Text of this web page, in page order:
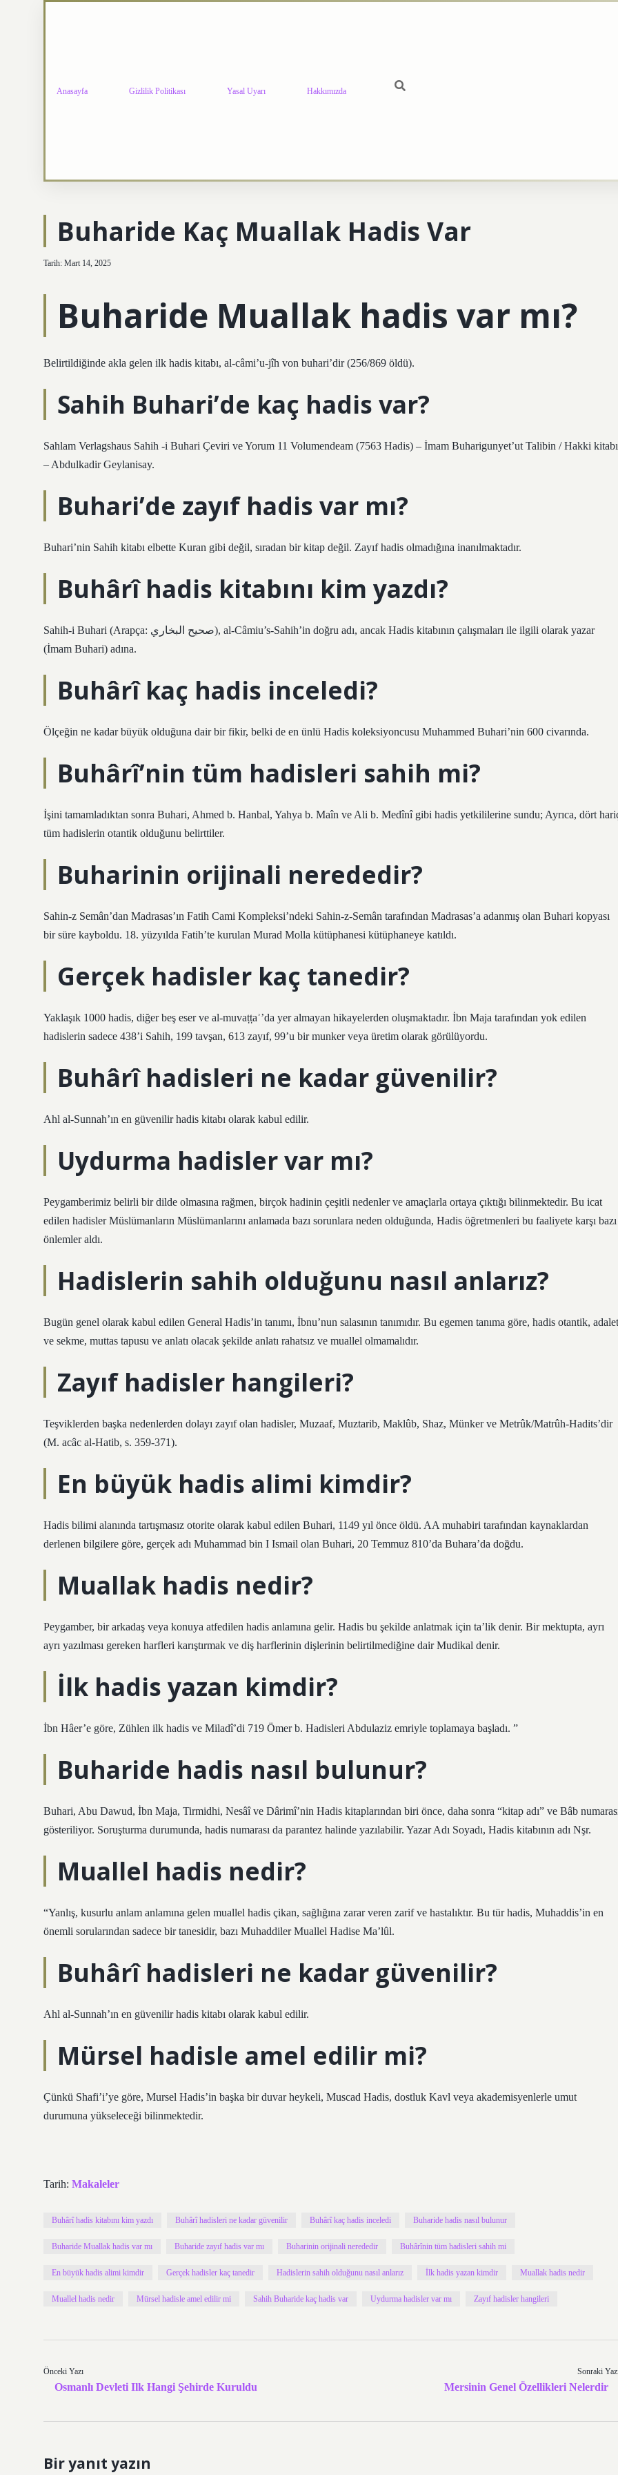
Anasayfa Gizlilik Politikası Yasal Uyarı Hakkımızda
Buharide Kaç Muallak Hadis Var
Tarih: Mart 14, 2025
Buharide Muallak hadis var mı?
Belirtildiğinde akla gelen ilk hadis kitabı, al-câmi’u-jîh von buhari’dir (256/869 öldü).
Sahih Buhari’de kaç hadis var?
Sahlam Verlagshaus Sahih -i Buhari Çeviri ve Yorum 11 Volumendeam (7563 Hadis) – İmam Buharigunyet’ut Talibin / Hakki kitabı
– Abdulkadir Geylanisay.
Buhari’de zayıf hadis var mı?
Buhari’nin Sahih kitabı elbette Kuran gibi değil, sıradan bir kitap değil. Zayıf hadis olmadığına inanılmaktadır.
Buhârî hadis kitabını kim yazdı?
Sahih-i Buhari (Arapça: صحيح البخاري), al-Câmiu’s-Sahih’in doğru adı, ancak Hadis kitabının çalışmaları ile ilgili olarak yazar
(İmam Buhari) adına.
Buhârî kaç hadis inceledi?
Ölçeğin ne kadar büyük olduğuna dair bir fikir, belki de en ünlü Hadis koleksiyoncusu Muhammed Buhari’nin 600 civarında.
Buhârî’nin tüm hadisleri sahih mi?
İşini tamamladıktan sonra Buhari, Ahmed b. Hanbal, Yahya b. Maîn ve Ali b. Medînî gibi hadis yetkililerine sundu; Ayrıca, dört
tüm hadislerin otantik olduğunu belirttiler.
Buharinin orijinali nerededir?
Sahin-z Semân’dan Madrasas’ın Fatih Cami Kompleksi’ndeki Sahin-z-Semân tarafından Madrasas’a adanmış olan Buhari kopyası
bir süre kayboldu. 18. yüzyılda Fatih’te kurulan Murad Molla kütüphanesi kütüphaneye katıldı.
Gerçek hadisler kaç tanedir?
Yaklaşık 1000 hadis, diğer beş eser ve al-muvaṭṭaʾ’da yer almayan hikayelerden oluşmaktadır. İbn Maja tarafından yok edilen
hadislerin sadece 438’i Sahih, 199 tavşan, 613 zayıf, 99’u bir munker veya üretim olarak görülüyordu.
Buhârî hadisleri ne kadar güvenilir?
Ahl al-Sunnah’ın en güvenilir hadis kitabı olarak kabul edilir.
Uydurma hadisler var mı?
Peygamberimiz belirli bir dilde olmasına rağmen, birçok hadinin çeşitli nedenler ve amaçlarla ortaya çıktığı bilinmektedir. Bu icat
edilen hadisler Müslümanların Müslümanlarını anlamada bazı sorunlara neden olduğunda, Hadis öğretmenleri bu faaliyete karşı bazı
önlemler aldı.
Hadislerin sahih olduğunu nasıl anlarız?
Bugün genel olarak kabul edilen General Hadis’in tanımı, İbnu’nun salasının tanımıdır. Bu egemen tanıma göre, hadis otantik, adalet
ve sekme, muttas tapusu ve anlatı olacak şekilde anlatı rahatsız ve muallel olmamalıdır.
Zayıf hadisler hangileri?
Teşviklerden başka nedenlerden dolayı zayıf olan hadisler, Muzaaf, Muztarib, Maklûb, Shaz, Münker ve Metrûk/Matrûh-Hadits’dir
(M. acâc al-Hatib, s. 359-371).
En büyük hadis alimi kimdir?
Hadis bilimi alanında tartışmasız otorite olarak kabul edilen Buhari, 1149 yıl önce öldü. AA muhabiri tarafından kaynaklardan
derlenen bilgilere göre, gerçek adı Muhammad bin I Ismail olan Buhari, 20 Temmuz 810’da Buhara’da doğdu.
Muallak hadis nedir?
Peygamber, bir arkadaş veya konuya atfedilen hadis anlamına gelir. Hadis bu şekilde anlatmak için ta’lik denir. Bir mektupta, ayrı
ayrı yazılması gereken harfleri karıştırmak ve diş harflerinin dişlerinin belirtilmediğine dair Mudikal denir.
İlk hadis yazan kimdir?
İbn Hâer’e göre, Zühlen ilk hadis ve Miladî’di 719 Ömer b. Hadisleri Abdulaziz emriyle toplamaya başladı. ”
Buharide hadis nasıl bulunur?
Buhari, Abu Dawud, İbn Maja, Tirmidhi, Nesâî ve Dârimî’nin Hadis kitaplarından biri önce, daha sonra “kitap adı” ve Bâb
gösteriliyor. Soruşturma durumunda, hadis numarası da parantez halinde yazılabilir. Yazar Adı Soyadı, Hadis kitabının adı Nşr.
Muallel hadis nedir?
“Yanlış, kusurlu anlam anlamına gelen muallel hadis çikan, sağlığına zarar veren zarif ve hastalıktır. Bu tür hadis, Muhaddis’in en
önemli sorularından sadece bir tanesidir, bazı Muhaddiler Muallel Hadise Ma’lûl.
Buhârî hadisleri ne kadar güvenilir?
Ahl al-Sunnah’ın en güvenilir hadis kitabı olarak kabul edilir.
Mürsel hadisle amel edilir mi?
Çünkü Shafi’i’ye göre, Mursel Hadis’in başka bir duvar heykeli, Muscad Hadis, dostluk Kavl veya akademisyenlerle umut
durumuna yükseleceği bilinmektedir.
Tarih: Makaleler
Buhârî hadis kitabını kim yazdı Buhârî hadisleri ne kadar güvenilir Buhârî kaç hadis inceledi Buharide hadis nasıl bulunur
Buharide Muallak hadis var mı Buharide zayıf hadis var mı Buharinin orijinali nerededir Buhârînin tüm hadisleri sahih mi
En büyük hadis alimi kimdir Gerçek hadisler kaç tanedir Hadislerin sahih olduğunu nasıl anlarız İlk hadis yazan kimdir Muallak hadis nedir
Muallel hadis nedir Mürsel hadisle amel edilir mi Sahih Buharide kaç hadis var Uydurma hadisler var mı Zayıf hadisler hangileri
Önceki Yazı
Osmanlı Devleti Ilk Hangi Şehirde Kuruldu
Sonraki
Mersinin Genel Özellikleri Nelerdir
Bir yanıt yazın